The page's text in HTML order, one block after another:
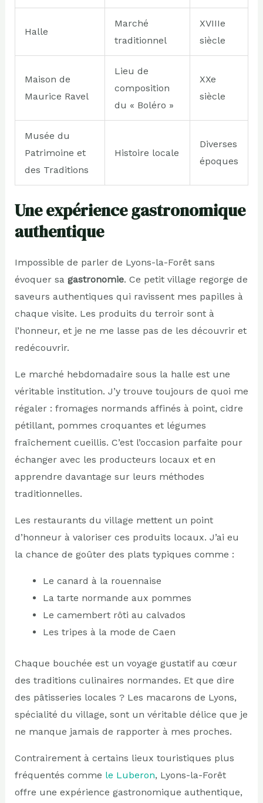
Halle
Marché
traditionnel
XVIIIe
siècle
Maison de
Maurice Ravel
Lieu de
composition
du « Boléro »
XXe
siècle
Musée du
Patrimoine et
des Traditions
Histoire locale
Diverses
époques
Une expérience gastronomique
authentique
Impossible de parler de Lyons-la-Forêt sans
évoquer sa gastronomie. Ce petit village regorge de
saveurs authentiques qui ravissent mes papilles à
chaque visite. Les produits du terroir sont à
l’honneur, et je ne me lasse pas de les découvrir et
redécouvrir.
Le marché hebdomadaire sous la halle est une
véritable institution. J’y trouve toujours de quoi me
régaler : fromages normands affinés à point, cidre
pétillant, pommes croquantes et légumes
fraîchement cueillis. C’est l’occasion parfaite pour
échanger avec les producteurs locaux et en
apprendre davantage sur leurs méthodes
traditionnelles.
Les restaurants du village mettent un point
d’honneur à valoriser ces produits locaux. J’ai eu
la chance de goûter des plats typiques comme :
Le canard à la rouennaise
La tarte normande aux pommes
Le camembert rôti au calvados
Les tripes à la mode de Caen
Chaque bouchée est un voyage gustatif au cœur
des traditions culinaires normandes. Et que dire
des pâtisseries locales ? Les macarons de Lyons,
spécialité du village, sont un véritable délice que je
ne manque jamais de rapporter à mes proches.
Contrairement à certains lieux touristiques plus
fréquentés comme le Luberon, Lyons-la-Forêt
offre une expérience gastronomique authentique,